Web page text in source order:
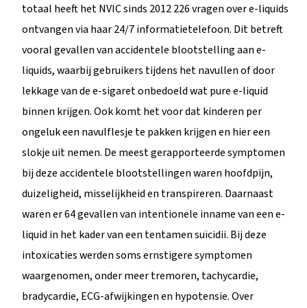
totaal heeft het NVIC sinds 2012 226 vragen over e-liquids
ontvangen via haar 24/7 informatietelefoon. Dit betreft
vooral gevallen van accidentele blootstelling aan e-
liquids, waarbij gebruikers tijdens het navullen of door
lekkage van de e-sigaret onbedoeld wat pure e-liquid
binnen krijgen. Ook komt het voor dat kinderen per
ongeluk een navulflesje te pakken krijgen en hier een
slokje uit nemen. De meest gerapporteerde symptomen
bij deze accidentele blootstellingen waren hoofdpijn,
duizeligheid, misselijkheid en transpireren. Daarnaast
waren er 64 gevallen van intentionele inname van een e-
liquid in het kader van een tentamen suïcidii. Bij deze
intoxicaties werden soms ernstigere symptomen
waargenomen, onder meer tremoren, tachycardie,
bradycardie, ECG-afwijkingen en hypotensie. Over